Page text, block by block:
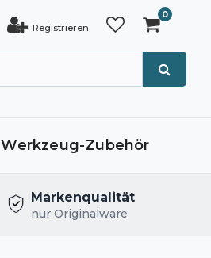
Registrieren
0
Werkzeug-Zubehör
Markenqualität
nur Originalware